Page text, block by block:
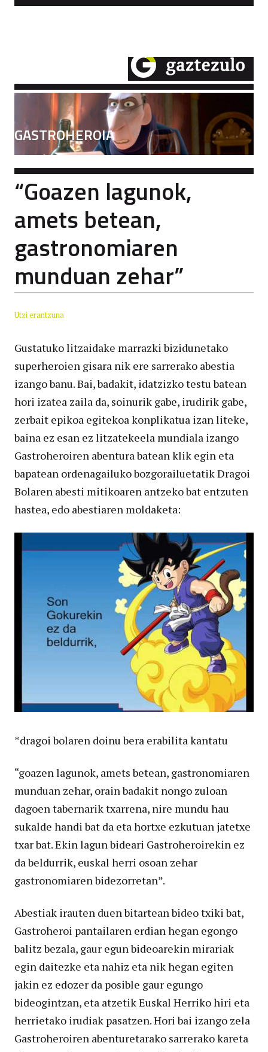
GASTROHEROIA
“Goazen lagunok,
amets betean,
gastronomiaren
munduan zehar”
Utzi erantzuna
Gustatuko litzaidake marrazki bizidunetako
superheroien gisara nik ere sarrerako abestia
izango banu. Bai, badakit, idatzizko testu batean
hori izatea zaila da, soinurik gabe, irudirik gabe,
zerbait epikoa egitekoa konplikatua izan liteke,
baina ez esan ez litzatekeela mundiala izango
Gastroheroiren abentura batean klik egin eta
bapatean ordenagailuko bozgorailuetatik Dragoi
Bolaren abesti mitikoaren antzeko bat entzuten
hastea, edo abestiaren moldaketa:
*dragoi bolaren doinu bera erabilita kantatu
“goazen lagunok, amets betean, gastronomiaren
munduan zehar, orain badakit nongo zuloan
dagoen tabernarik txarrena, nire mundu hau
sukalde handi bat da eta hortxe ezkutuan jatetxe
txar bat. Ekin lagun bideari Gastroheroirekin ez
da beldurrik, euskal herri osoan zehar
gastronomiaren bidezorretan”.
Abestiak irauten duen bitartean bideo txiki bat,
Gastroheroi pantailaren erdian hegan egongo
balitz bezala, gaur egun bideoarekin mirariak
egin daitezke eta nahiz eta nik hegan egiten
jakin ez edozer da posible gaur egungo
bideogintzan, eta atzetik Euskal Herriko hiri eta
herrietako irudiak pasatzen. Hori bai izango zela
Gastroheroiren abenturetarako sarrerako kareta